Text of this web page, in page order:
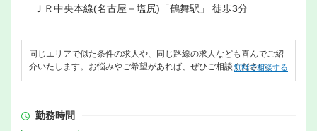
ＪＲ中央本線(名古屋－塩尻)「鶴舞駅」 徒歩3分
同じエリアで似た条件の求人や、同じ路線の求人なども喜んでご紹
介いたします。お悩みやご希望があれば、ぜひご相談ください。
無料で相談する
勤務時間